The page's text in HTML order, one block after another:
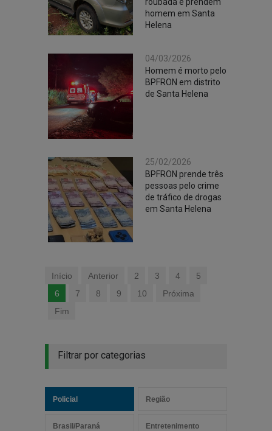
homem em Santa
Helena
04/03/2026
Homem é morto pelo
BPFRON em distrito
de Santa Helena
25/02/2026
BPFRON prende três
pessoas pelo crime
de tráfico de drogas
em Santa Helena
Início Anterior 2 3 4
5
6
7 8 9 10
Próxima
Fim
Filtrar por categorias
Policial Região
Brasil/Paraná Entretenimento